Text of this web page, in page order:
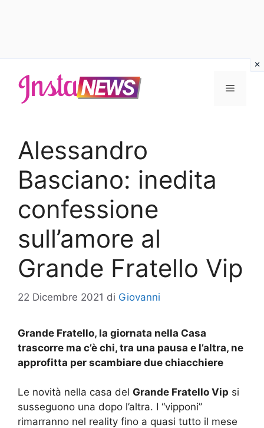
contenuto
Menu
Alessandro
Basciano: inedita
confessione
sull’amore al
Grande Fratello Vip
22 Dicembre 2021 di Giovanni
Grande Fratello, la giornata nella Casa
trascorre ma c’è chi, tra una pausa e l’altra, ne
approfitta per scambiare due chiacchiere
Le novità nella casa del Grande Fratello Vip si
susseguono una dopo l’altra. I “vipponi”
rimarranno nel reality fino a quasi tutto il mese